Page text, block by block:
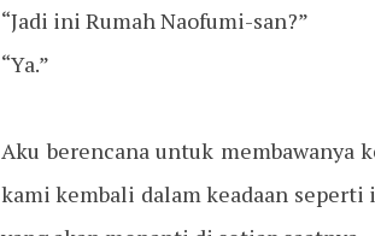
“Jadi ini Rumah Naofumi-san?”
“Ya.”
Aku berencana untuk
kami kembali dalam keadaan seperti